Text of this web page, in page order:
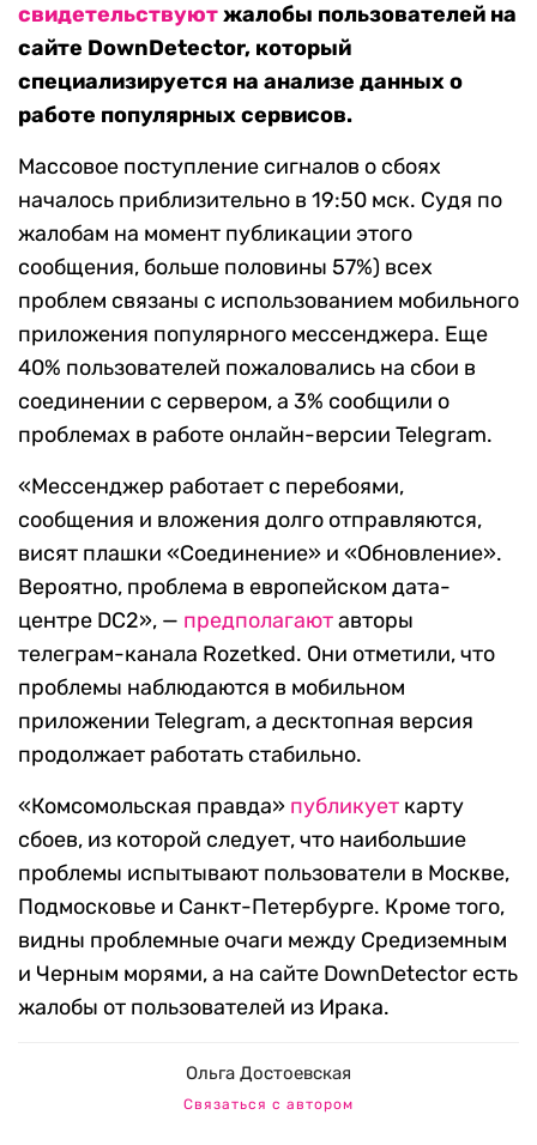
свидетельствуютжалобы пользователей на
сайте DownDetector, который
специализируется на анализе данных о
работе популярных сервисов.
Массовое поступление сигналов о сбоях
началось приблизительно в 19:50 мск. Судя по
жалобам на момент публикации этого
сообщения, больше половины 57%) всех
проблем связаны с использованием мобильного
приложения популярного мессенджера. Еще
40% пользователей пожаловались на сбои в
соединении с сервером, а 3% сообщили о
проблемах в работе онлайн-версии Telegram.
«Мессенджер работает с перебоями,
сообщения и вложения долго отправляются,
висят плашки «Соединение» и «Обновление».
Вероятно, проблема в европейском дата-
центре DC2», — предполагаютавторы
телеграм-канала Rozetked. Они отметили, что
проблемы наблюдаются в мобильном
приложении Telegram, а десктопная версия
продолжает работать стабильно.
«Комсомольская правда» публикует карту
сбоев, из которой следует, что наибольшие
проблемы испытывают пользователи в Москве,
Подмосковье и Санкт-Петербурге. Кроме того,
видны проблемные очаги между Средиземным
и Черным морями, а на сайте DownDetector есть
жалобы от пользователей из Ирака.
Ольга Достоевская
Связаться с автором